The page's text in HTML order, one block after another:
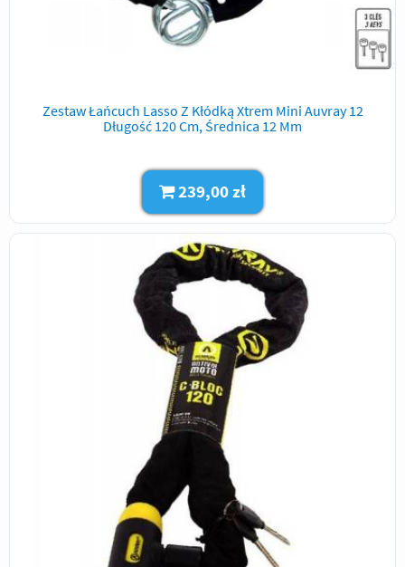
Zestaw Łańcuch Lasso Z Kłódką Xtrem Mini Auvray 12
Długość 120 Cm, Średnica 12 Mm
239,00 zł